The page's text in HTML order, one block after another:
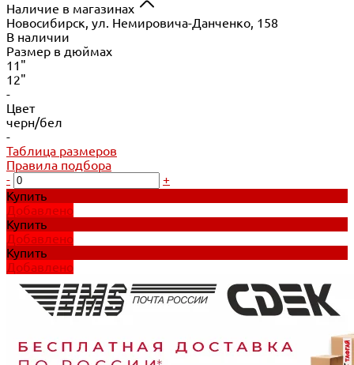
Наличие в магазинах
Новосибирск, ул. Немировича-Данченко, 158
В наличии
Размер в дюймах
11"
12"
-
Цвет
черн/бел
-
Таблица размеров
Правила подбора
-
+
Купить
Добавлено
Купить
Добавлено
Купить
Добавлено